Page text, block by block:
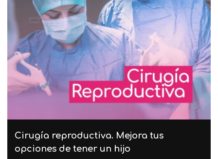
Cirugía reproductiva. Mejora tus
opciones de tener un hijo